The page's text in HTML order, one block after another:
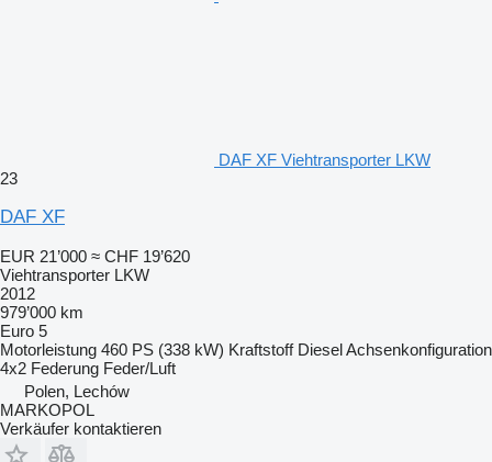
DAF XF Viehtransporter LKW
23
DAF XF
EUR 21’000 ≈ CHF 19’620
Viehtransporter LKW
2012
979’000 km
Euro 5
Motorleistung 460 PS (338 kW) Kraftstoff DieselAchsenkonfiguration
4x2 Federung Feder/Luft
Polen, Lechów
MARKOPOL
Verkäufer kontaktieren